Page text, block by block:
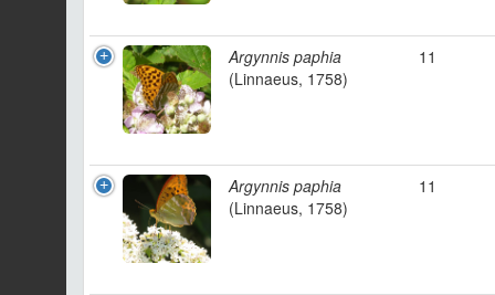
Argynnis paphia
(Linnaeus, 1758)
11
Argynnis paphia
(Linnaeus, 1758)
11